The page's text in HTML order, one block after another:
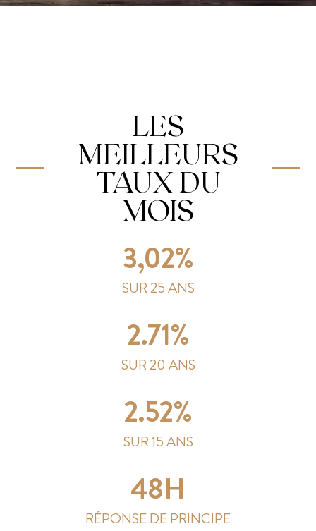
LES
MEILLEURS
TAUX DU
MOIS
3,02%
SUR 25 ANS
2.71%
SUR 20 ANS
2.52%
SUR 15 ANS
48H
RÉPONSE DE PRINCIPE